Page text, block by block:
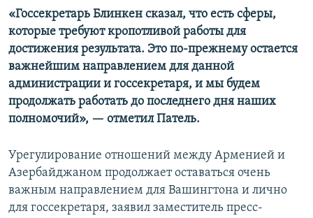
«Госсекретарь Блинкен сказал, что есть сферы,
которые требуют кропотливой работы для
достижения результата. Это по-прежнему остается
важнейшим направлением для данной
администрации и госсекретаря, и мы будем
продолжать работать до последнего дня наших
полномочий», — отметил Патель.
Урегулирование отношений между Арменией и
Азербайджаном продолжает оставаться очень
важным направлением для Вашингтона и лично
для госсекретаря, заявил заместитель пресс-